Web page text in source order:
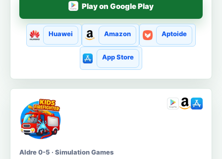
Play on Google Play
Huawei Amazon Aptoide
App Store
Aldre 0-5 · Simulation Games